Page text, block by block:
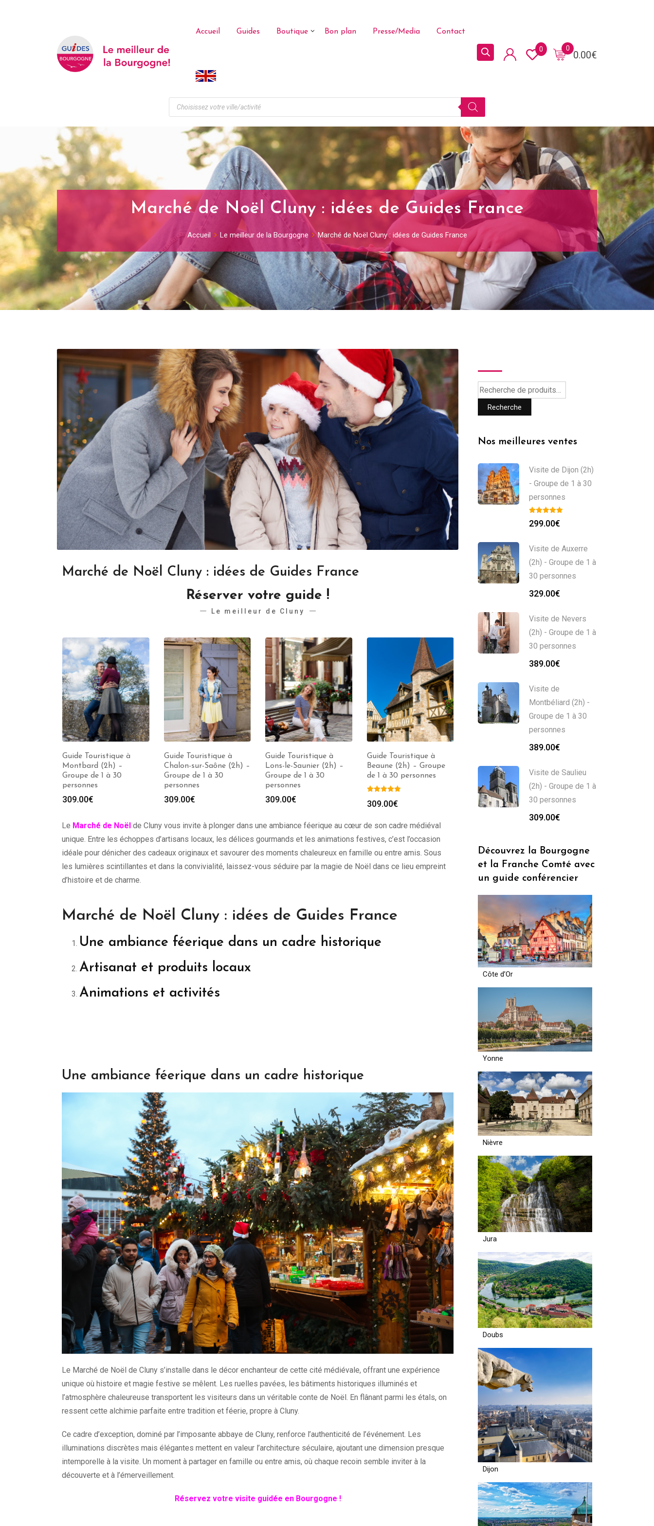
Accueil Guides Boutique Bon plan Presse/Media Contact
0.00€
0
0
Marché de Noël Cluny : idées de Guides France
Accueil Le meilleur de la Bourgogne Marché de Noël Cluny : idées de Guides France
Marché de Noël Cluny : idées de Guides France
Réserver votre guide !
Le meilleur de Cluny
Guide Touristique à
Montbard (2h) –
Groupe de 1 à 30
personnes
309.00€
Guide Touristique à
Chalon-sur-Saône (2h) –
Groupe de 1 à 30
personnes
309.00€
Guide Touristique à
Lons-le-Saunier (2h) –
Groupe de 1 à 30
personnes
309.00€
Guide Touristique à
Beaune (2h) – Groupe
de 1 à 30 personnes
309.00€
Montbard (2h) –
Groupe de 1 à 30
personnes
309.00€
Groupe de 1 à 30
personnes
309.00
Le Marché de Noël de Cluny vous invite à plonger dans une ambiance féerique au cœur de son cadre médiéval
unique. Entre les échoppes d’artisans locaux, les délices gourmands et les animations festives, c’est l’occasion
idéale pour dénicher des cadeaux originaux et savourer des moments chaleureux en famille ou entre amis. Sous
les lumières scintillantes et dans la convivialité, laissez-vous séduire par la magie de Noël dans ce lieu empreint
d’histoire et de charme.
Marché de Noël Cluny : idées de Guides France
Une ambiance féerique dans un cadre historique
Artisanat et produits locaux
Animations et activités
Une ambiance féerique dans un cadre historique
Le Marché de Noël de Cluny s’installe dans le décor enchanteur de cette cité médiévale, offrant une expérience
unique où histoire et magie festive se mêlent. Les ruelles pavées, les bâtiments historiques illuminés et
l’atmosphère chaleureuse transportent les visiteurs dans un véritable conte de Noël. En flânant parmi les étals, on
ressent cette alchimie parfaite entre tradition et féerie, propre à Cluny.
Ce cadre d’exception, dominé par l’imposante abbaye de Cluny, renforce l’authenticité de l’événement. Les
illuminations discrètes mais élégantes mettent en valeur l’architecture séculaire, ajoutant une dimension presque
intemporelle à la visite. Un moment à partager en famille ou entre amis, où chaque recoin semble inviter à la
découverte et à l’émerveillement.
Réservez votre visite guidée en Bourgogne !
Recherche
Nos meilleures ventes
Visite de Dijon (2h)
- Groupe de 1 à 30
personnes
299.00€
Visite de Auxerre
(2h) - Groupe de 1 à
30 personnes
329.00€
Visite de Nevers
(2h) - Groupe de 1 à
30 personnes
389.00€
Visite de
Montbéliard (2h) -
Groupe de 1 à 30
personnes
389.00€
Visite de Saulieu
(2h) - Groupe de 1 à
30 personnes
309.00€
Découvrez la Bourgogne
et la Franche Comté avec
un guide conférencier
Côte d’Or
Yonne
Nièvre
Jura
Doubs
Dijon